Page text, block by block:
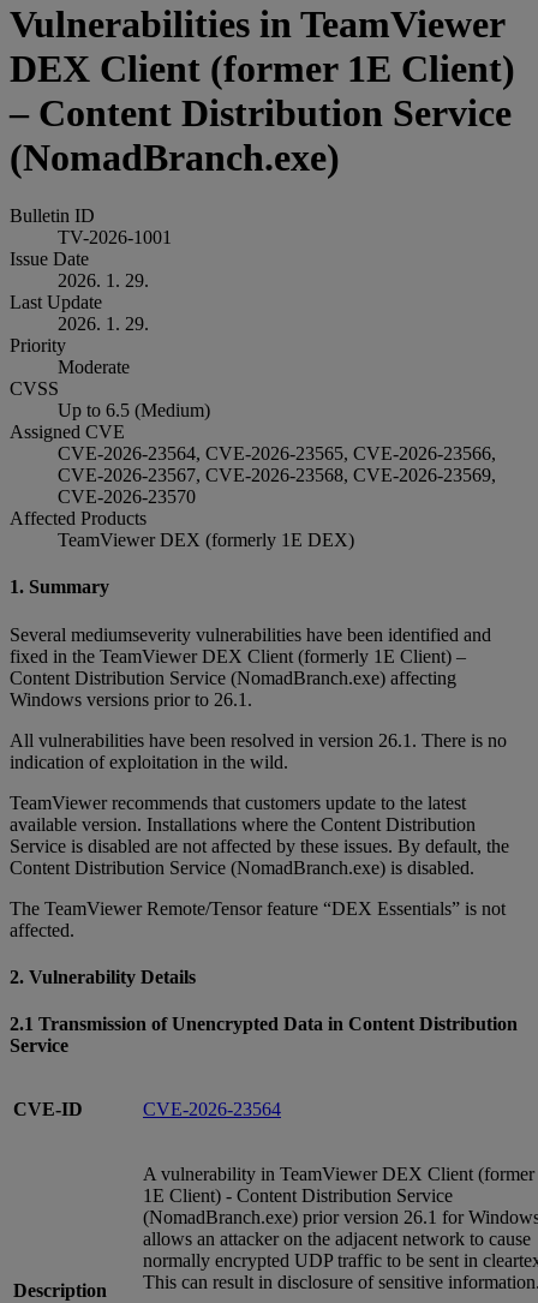
Vulnerabilities in TeamViewer
DEX Client (former 1E Client)
– Content Distribution Service
(NomadBranch.exe)
Bulletin ID
TV-2026-1001
Issue Date
2026. 1. 29.
Last Update
2026. 1. 29.
Priority
Moderate
CVSS
Up to 6.5 (Medium)
Assigned CVE
CVE-2026-23564, CVE-2026-23565, CVE-2026-23566,
CVE-2026-23567, CVE-2026-23568, CVE-2026-23569,
CVE-2026-23570
Affected Products
TeamViewer DEX (formerly 1E DEX)
1. Summary
Several mediumseverity vulnerabilities have been identified and
fixed in the TeamViewer DEX Client (formerly 1E Client) –
Content Distribution Service (NomadBranch.exe) affecting
Windows versions prior to 26.1.
All vulnerabilities have been resolved in version 26.1. There is no
indication of exploitation in the wild.
TeamViewer recommends that customers update to the latest
available version. Installations where the Content Distribution
Service is disabled are not affected by these issues. By default, the
Content Distribution Service (NomadBranch.exe) is disabled.
The TeamViewer Remote/Tensor feature “DEX Essentials” is not
affected.
2. Vulnerability Details
2.1 Transmission of Unencrypted Data in Content Distribution
Service
CVE-ID CVE-2026-23564
Description
A vulnerability in TeamViewer DEX Client (former
1E Client) - Content Distribution Service
(NomadBranch.exe) prior version 26.1 for
allows an attacker on the adjacent network to cause
normally encrypted UDP traffic to be sent in
This can result in disclosure of sensitive